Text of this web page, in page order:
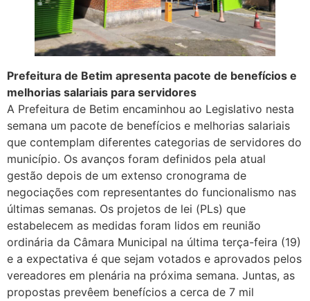
Prefeitura de Betim apresenta pacote de benefícios e
melhorias salariais para servidores
A Prefeitura de Betim encaminhou ao Legislativo nesta
semana um pacote de benefícios e melhorias salariais
que contemplam diferentes categorias de servidores do
município. Os avanços foram definidos pela atual
gestão depois de um extenso cronograma de
negociações com representantes do funcionalismo nas
últimas semanas. Os projetos de lei (PLs) que
estabelecem as medidas foram lidos em reunião
ordinária da Câmara Municipal na última terça-feira (19)
e a expectativa é que sejam votados e aprovados pelos
vereadores em plenária na próxima semana. Juntas, as
propostas prevêem benefícios a cerca de 7 mil